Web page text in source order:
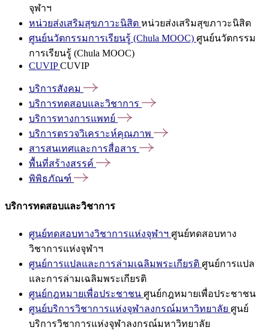
จุฬาฯ
หน่วยส่งเสริมสุขภาวะนิสิต หน่วยส่งเสริมสุขภาวะนิสิต
ศูนย์นวัตกรรมการเรียนรู้ (Chula MOOC) ศูนย์นวัตกรรม
การเรียนรู้ (Chula MOOC)
CUVIPCUVIP
บริการสังคม
บริการทดสอบและวิชาการ
บริการทางการแพทย์
บริการตรวจวิเคราะห์คุณภาพ
สารสนเทศและการสื่อสาร
พื้นที่สร้างสรรค์
พิพิธภัณฑ์
บริการทดสอบและวิชาการ
ศูนย์ทดสอบทางวิชาการแห่งจุฬาฯ ศูนย์ทดสอบทาง
วิชาการแห่งจุฬาฯ
ศูนย์การแปลและการล่ามเฉลิมพระเกียรติ ศูนย์การแปล
และการล่ามเฉลิมพระเกียรติ
ศูนย์กฎหมายเพื่อประชาชน ศูนย์กฎหมายเพื่อประชาชน
ศูนย์บริการวิชาการแห่งจุฬาลงกรณ์มหาวิทยาลัย ศูนย์
บริการวิชาการแห่งจุฬาลงกรณ์มหาวิทยาลัย